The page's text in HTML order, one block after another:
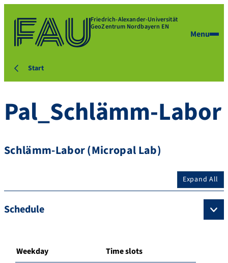
Friedrich-Alexander-Universität
GeoZentrum Nordbayern EN
Menu
Start
Pal_Schlämm-Labor
Schlämm-Labor (Micropal Lab)
Expand All
Schedule
Weekday Time slots